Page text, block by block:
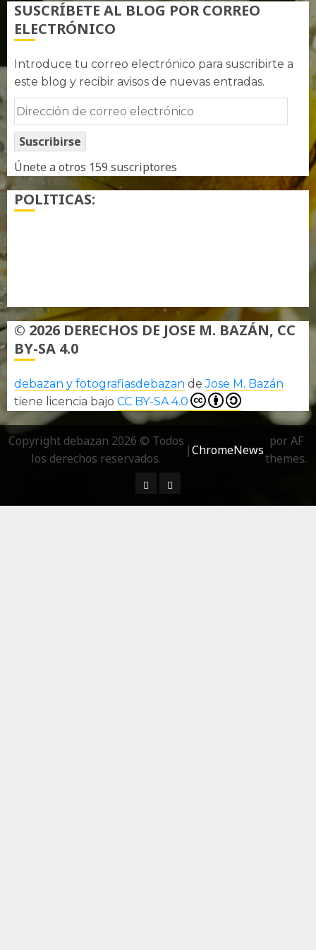
SUSCRÍBETE AL BLOG POR CORREO
ELECTRÓNICO
Introduce tu correo electrónico para suscribirte a
este blog y recibir avisos de nuevas entradas.
Dirección
de
correo
electrónico
Suscribirse
Únete a otros 159 suscriptores
POLITICAS:
© 2026 DERECHOS DE JOSE M. BAZÁN, CC
BY-SA 4.0
debazan y fotografiasdebazan deJose M. Bazán
tiene licencia bajo CC BY-SA 4.0
Copyright debazan 2026 © Todos
los derechos reservados.
|ChromeNews
por AF
themes.
¿ Quién soy…?
Más información sobre las